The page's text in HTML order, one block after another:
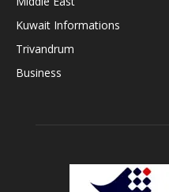
Kuwait Informations
Trivandrum
Business